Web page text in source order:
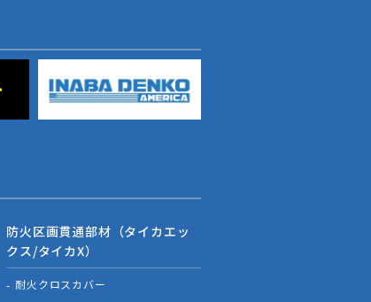
防火区画貫通部材（タイカエッ
クス/タイカX）
耐火クロスカバー